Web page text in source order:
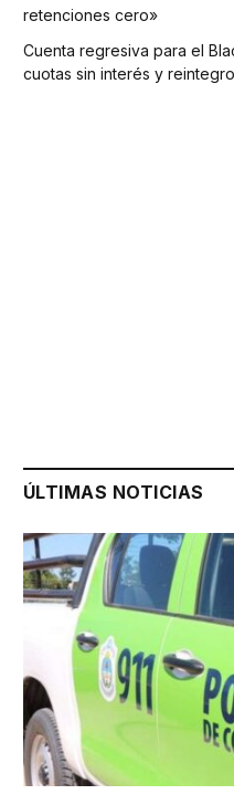
retenciones cero»
Cuenta regresiva para el
cuotas sin interés y
ÚLTIMAS NOTICIAS